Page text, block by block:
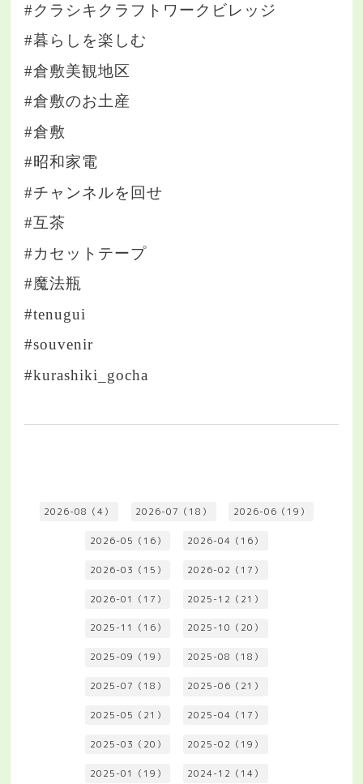
#クラシキクラフトワークビレッジ
#暮らしを楽しむ
#倉敷美観地区
#倉敷のお土産
#倉敷
#昭和家電
#チャンネルを回せ
#互茶
#カセットテープ
#魔法瓶
#tenugui
#souvenir
#kurashiki_gocha
2026-08（4） 2026-07（18） 2026-06（19）
2026-05（16） 2026-04（16）
2026-03（15） 2026-02（17）
2026-01（17） 2025-12（21）
2025-11（16） 2025-10（20）
2025-09（19） 2025-08（18）
2025-07（18） 2025-06（21）
2025-05（21） 2025-04（17）
2025-03（20） 2025-02（19）
2025-01（19） 2024-12（14）